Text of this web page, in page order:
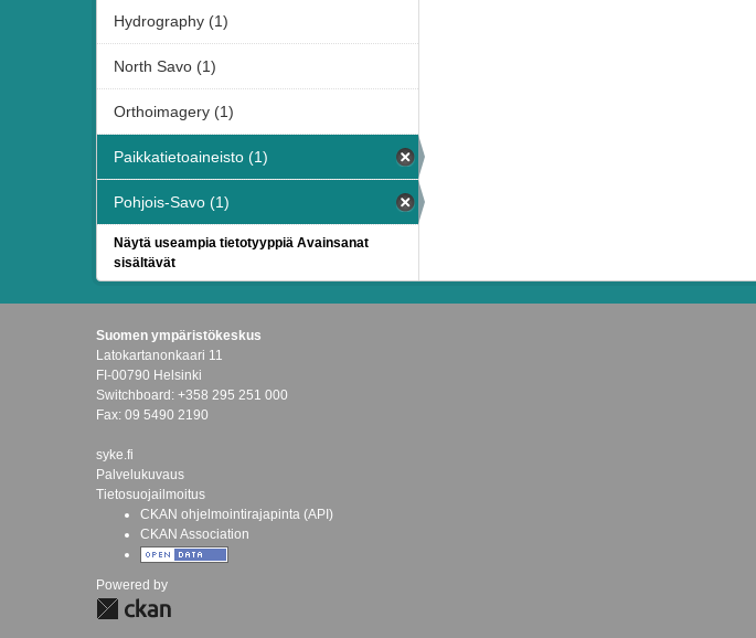
Hydrography (1)
North Savo (1)
Orthoimagery (1)
Paikkatietoaineisto (1)
Pohjois-Savo (1)
Näytä useampia tietotyyppiä Avainsanat
sisältävät
Suomen ympäristökeskus
Latokartanonkaari 11
FI-00790 Helsinki
Switchboard: +358 295 251 000
Fax: 09 5490 2190
syke.fi
Palvelukuvaus
Tietosuojailmoitus
CKAN ohjelmointirajapinta (API)
CKAN Association
Powered by